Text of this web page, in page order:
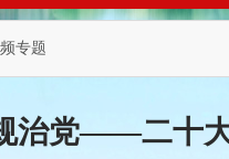
专题
治党——二十